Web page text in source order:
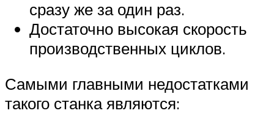
сразу же за один раз.
Достаточно высокая скорость
производственных циклов.
Самыми главными недостатками
такого станка являются: